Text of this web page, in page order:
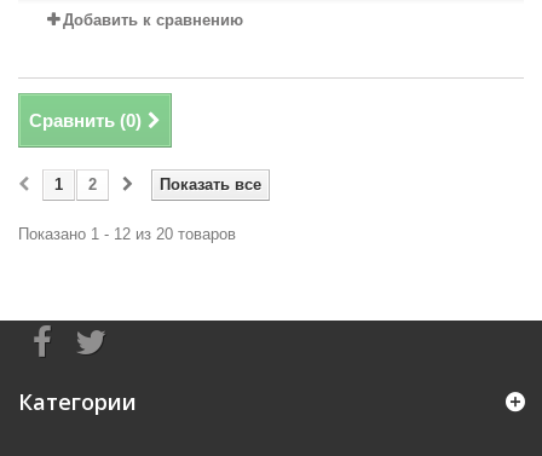
Добавить к сравнению
Сравнить (0)
Показать все
1 2
Показано 1 - 12 из 20 товаров
Категории